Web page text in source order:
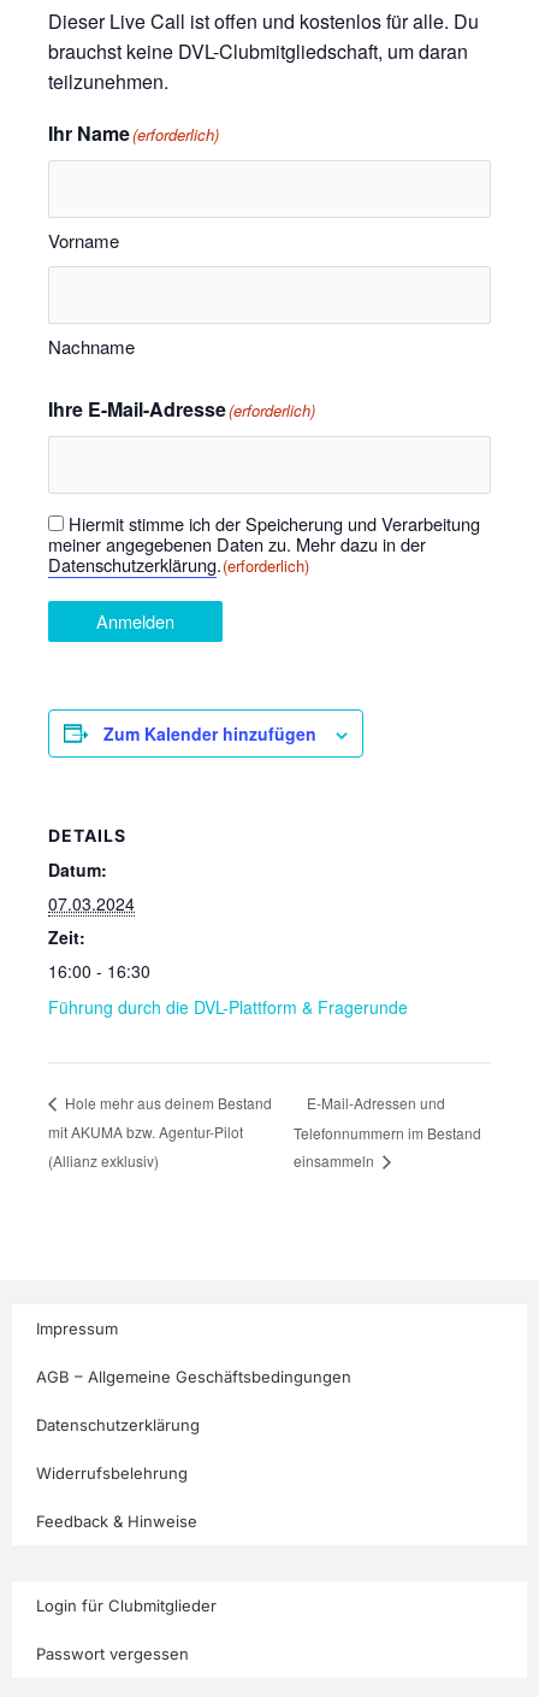
Dieser Live Call ist offen und kostenlos für alle. Du
brauchst keine DVL-Clubmitgliedschaft, um daran
teilzunehmen.
Ihr Name(erforderlich)
Vorname
Nachname
Ihre E-Mail-Adresse(erforderlich)
Einwilligung(erforderlich)
Hiermit stimme ich der Speicherung und Verarbeitung
meiner angegebenen Daten zu. Mehr dazu in der
Datenschutzerklärung.(erforderlich)
Anmelden
Zum Kalender hinzufügen
DETAILS
Datum:
07.03.2024
Zeit:
16:00 - 16:30
Führung durch die DVL-Plattform & Fragerunde
Hole mehr aus deinem Bestand
mit AKUMA bzw. Agentur-Pilot
(Allianz exklusiv)
E-Mail-Adressen und
Telefonnummern im Bestand
einsammeln
Impressum
AGB – Allgemeine Geschäftsbedingungen
Datenschutzerklärung
Widerrufsbelehrung
Feedback & Hinweise
Login für Clubmitglieder
Passwort vergessen